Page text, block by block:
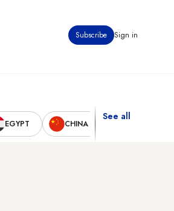
Subscribe Sign in
EGYPT CHINA
See all